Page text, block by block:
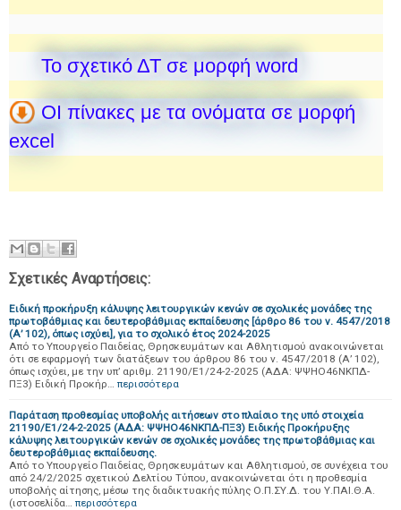
Το σχετικό ΔΤ σε μορφή word
ΟΙ πίνακες με τα ονόματα σε μορφή
excel
Σχετικές Αναρτήσεις:
Ειδική προκήρυξη κάλυψης λειτουργικών κενών σε σχολικές μονάδες της
πρωτοβάθμιας και δευτεροβάθμιας εκπαίδευσης [άρθρο 86 του ν. 4547/2018
(Α’ 102), όπως ισχύει], για το σχολικό έτος 2024-2025
Από το Υπουργείο Παιδείας, Θρησκευμάτων και Αθλητισμού ανακοινώνεται
ότι σε εφαρμογή των διατάξεων του άρθρου 86 του ν. 4547/2018 (Α’ 102),
όπως ισχύει, με την υπ’ αριθμ. 21190/Ε1/24-2-2025 (ΑΔΑ: ΨΨΗΟ46ΝΚΠΔ-
ΠΞ3) Ειδική Προκήρ… περισσότερα
Παράταση προθεσμίας υποβολής αιτήσεων στο πλαίσιο της υπό στοιχεία
21190/Ε1/24-2-2025 (ΑΔΑ: ΨΨΗΟ46ΝΚΠΔ-ΠΞ3) Ειδικής Προκήρυξης
κάλυψης λειτουργικών κενών σε σχολικές μονάδες της πρωτοβάθμιας και
δευτεροβάθμιας εκπαίδευσης.
Από το Υπουργείο Παιδείας, Θρησκευμάτων και Αθλητισμού, σε συνέχεια του
από 24/2/2025 σχετικού Δελτίου Τύπου, ανακοινώνεται ότι η προθεσμία
υποβολής αίτησης, μέσω της διαδικτυακής πύλης Ο.Π.ΣΥ.Δ. του Υ.ΠΑΙ.Θ.Α.
(ιστοσελίδα… περισσότερα